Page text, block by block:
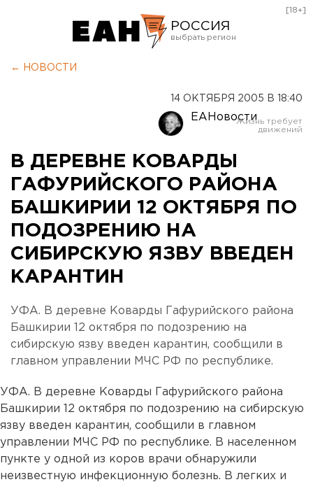
РОССИЯ
Оренбург
[18+]
← НОВОСТИ
14 ОКТЯБРЯ 2005 В 18:40
ЕАНовости
В ДЕРЕВНЕ КОВАРДЫ
ГАФУРИЙСКОГО РАЙОНА
БАШКИРИИ 12 ОКТЯБРЯ ПО
ПОДОЗРЕНИЮ НА
СИБИРСКУЮ ЯЗВУ ВВЕДЕН
КАРАНТИН
УФА. В деревне Коварды Гафурийского района
Башкирии 12 октября по подозрению на
сибирскую язву введен карантин, сообщили в
главном управлении МЧС РФ по республике.
УФА. В деревне Коварды Гафурийского района
Башкирии 12 октября по подозрению на сибирскую
язву введен карантин, сообщили в главном
управлении МЧС РФ по республике. В населенном
пункте у одной из коров врачи обнаружили
неизвестную инфекционную болезнь. В легких и